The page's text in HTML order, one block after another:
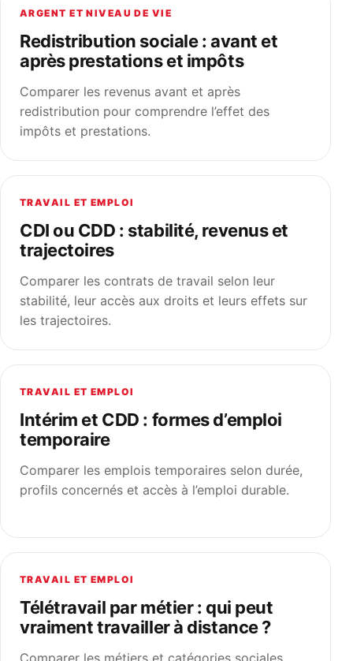
ARGENT ET NIVEAU DE VIE
Redistribution sociale : avant et
après prestations et impôts
Comparer les revenus avant et après
redistribution pour comprendre l’effet des
impôts et prestations.
TRAVAIL ET EMPLOI
CDI ou CDD : stabilité, revenus et
trajectoires
Comparer les contrats de travail selon leur
stabilité, leur accès aux droits et leurs effets sur
les trajectoires.
TRAVAIL ET EMPLOI
Intérim et CDD : formes d’emploi
temporaire
Comparer les emplois temporaires selon durée,
profils concernés et accès à l’emploi durable.
TRAVAIL ET EMPLOI
Télétravail par métier : qui peut
vraiment travailler à distance ?
Comparer les métiers et catégories sociales